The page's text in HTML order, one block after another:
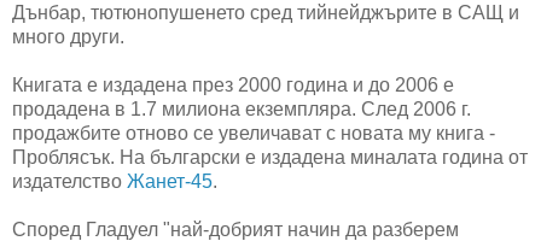
Дънбар, тютюнопушенето сред тийнейджърите в САЩ и
много други.
Книгата е издадена през 2000 година и до 2006 е
продадена в 1.7 милиона екземпляра. След 2006 г.
продажбите отново се увеличават с новата му книга -
Проблясък. На български е издадена миналата година от
издателство Жанет-45.
Според Гладуел "най-добрият начин да разберем